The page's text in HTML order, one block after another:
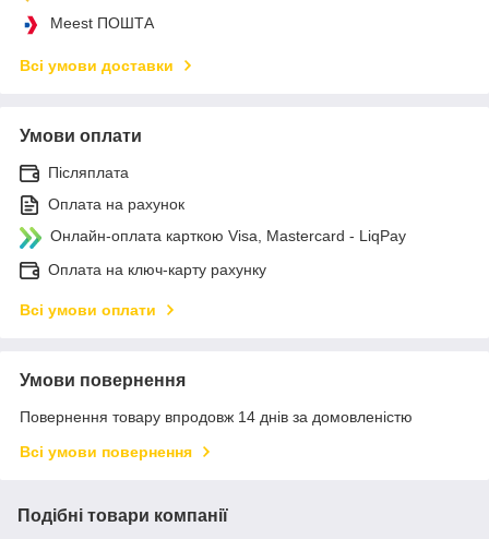
Meest ПОШТА
Всі умови доставки
Умови оплати
Післяплата
Оплата на рахунок
Онлайн-оплата карткою Visa, Mastercard - LiqPay
Оплата на ключ-карту рахунку
Всі умови оплати
Умови повернення
Повернення товару впродовж 14 днів за домовленістю
Всі умови повернення
Подібні товари компанії